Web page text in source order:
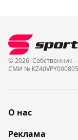
© 2026. Собственник
СМИ №
О нас
Реклама